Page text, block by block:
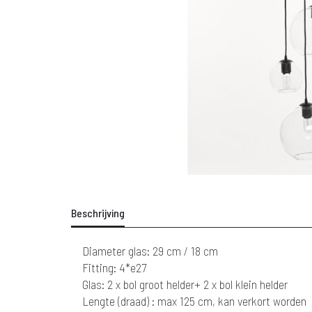
Beschrijving
Diameter glas: 29 cm / 18 cm
Fitting: 4*e27
Glas: 2 x bol groot helder+ 2 x bol klein helder
Lengte (draad) : max 125 cm, kan verkort worden